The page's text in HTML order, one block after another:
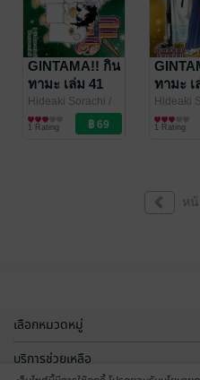
GINTAMA!! กิน
ทามะ เล่ม 41
Hideaki Sorachi /
Siam Inter Comics
การ์ตูนทั่วไป
1 Rating
ทามะ เ
Hideaki
Siam
การ์ตูนทั่ว
1 Rating
หน้
เลือกหมวดหมู่
บริการช่วยเหลือ